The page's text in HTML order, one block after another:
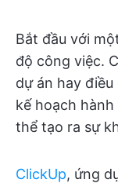
Bắt đầu với
độ công việc.
dự án hay
kế hoạch
thể tạo ra sự
ClickUp, ứng